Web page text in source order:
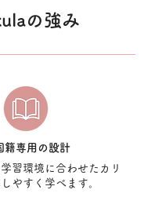
の強み
籍専用の設計
習環境に合わせたカリ
やすく学べます。